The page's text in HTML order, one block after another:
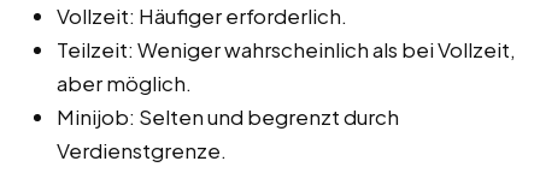
Vollzeit: Häufiger erforderlich.
Teilzeit: Weniger wahrscheinlich als bei Vollzeit,
aber möglich.
Minijob: Selten und begrenzt durch
Verdienstgrenze.